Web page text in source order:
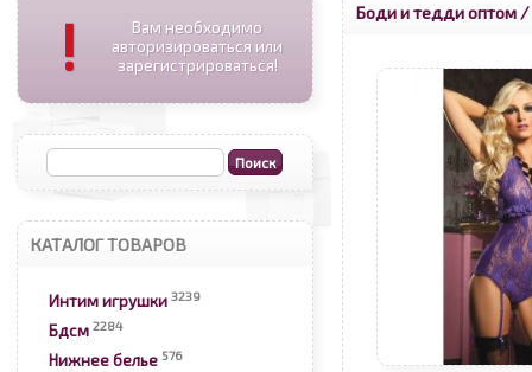
!
Вам необходимо
авторизироваться или
зарегистрироваться!
КАТАЛОГ ТОВАРОВ
Интим игрушки 3239
Бдсм 2284
Нижнее белье 576
Боди и тедди оптом/